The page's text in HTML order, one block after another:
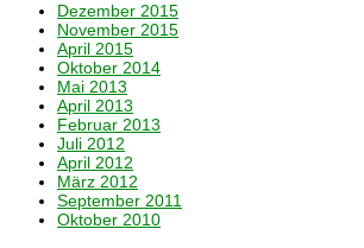
Dezember 2015
November 2015
April 2015
Oktober 2014
Mai 2013
April 2013
Februar 2013
Juli 2012
April 2012
März 2012
September 2011
Oktober 2010